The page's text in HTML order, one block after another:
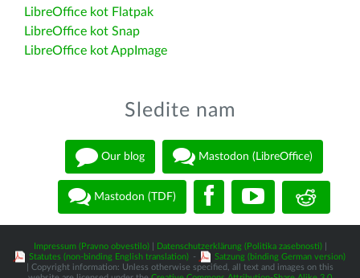
LibreOffice kot Flatpak
LibreOffice kot Snap
LibreOffice kot AppImage
Sledite nam
Our blog Mastodon (LibreOffice)
Mastodon (TDF)
Impressum (Pravno obvestilo)| Datenschutzerklärung (Politika zasebnosti)|
Statutes (non-binding English translation) -
Satzung (binding German version)
| Copyright information: Unless otherwise specified, all text and images on this